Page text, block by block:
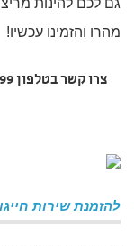
גם לכם להינות
מהרו והזמינו עכשיו!
להזמנת שירות חייגו עכשיו: